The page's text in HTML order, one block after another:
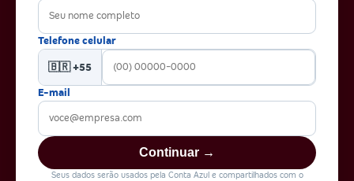
Telefone celular
🇧🇷 +55
E-mail
Continuar →
Seus dados serão usados pela Conta Azul e compartilhados com o